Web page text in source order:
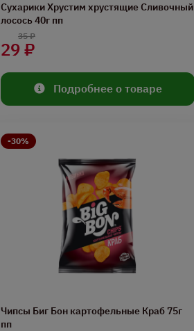
Сухарики Хрустим хрустящие Сливочный
лосось 40г пп
29 ₽
35 ₽
Подробнее о товаре
-30%
Чипсы Биг Бон картофельные Краб 75г
пп